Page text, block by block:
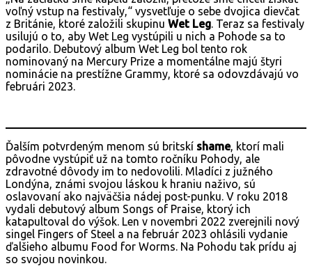
voľný vstup na festivaly,“ vysvetľuje o sebe dvojica dievčat
z Británie, ktoré založili skupinu Wet Leg. Teraz sa festivaly
usilujú o to, aby Wet Leg vystúpili u nich a Pohode sa to
podarilo. Debutový album Wet Leg bol tento rok
nominovaný na Mercury Prize a momentálne majú štyri
nominácie na prestížne Grammy, ktoré sa odovzdávajú vo
februári 2023.
Ďalším potvrdeným menom sú britskí shame, ktorí mali
pôvodne vystúpiť už na tomto ročníku Pohody, ale
zdravotné dôvody im to nedovolili. Mladíci z južného
Londýna, známi svojou láskou k hraniu naživo, sú
oslavovaní ako najväčšia nádej post-punku. V roku 2018
vydali debutový album Songs of Praise, ktorý ich
katapultoval do výšok. Len v novembri 2022 zverejnili nový
singel Fingers of Steel a na február 2023 ohlásili vydanie
ďalšieho albumu Food for Worms. Na Pohodu tak prídu aj
so svojou novinkou.